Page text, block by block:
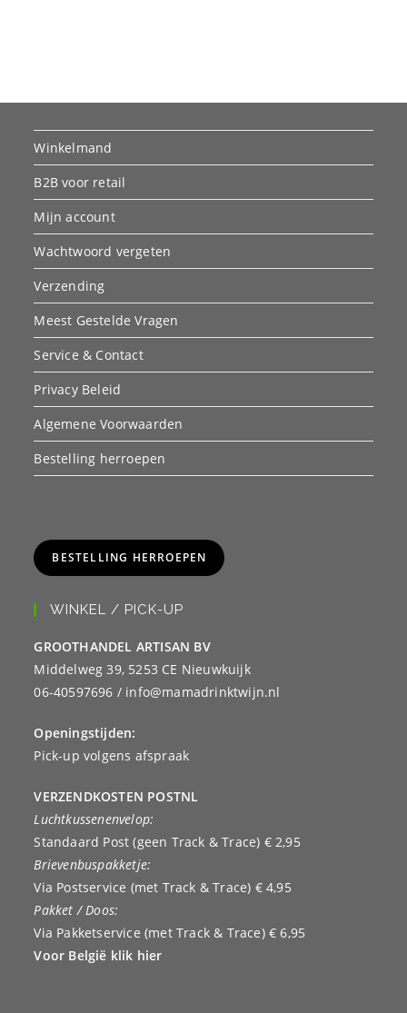
Winkelmand
B2B voor retail
Mijn account
Wachtwoord vergeten
Verzending
Meest Gestelde Vragen
Service & Contact
Privacy Beleid
Algemene Voorwaarden
Bestelling herroepen
BESTELLING HERROEPEN
WINKEL / PICK-UP
GROOTHANDEL ARTISAN BV
Middelweg 39, 5253 CE Nieuwkuijk
06-40597696 / info@mamadrinktwijn.nl
Openingstijden:
Pick-up volgens afspraak
VERZENDKOSTEN POSTNL
Luchtkussenenvelop:
Standaard Post (geen Track & Trace) € 2,95
Brievenbuspakketje:
Via Postservice (met Track & Trace) € 4,95
Pakket / Doos:
Via Pakketservice (met Track & Trace) € 6,95
Voor België klik hier